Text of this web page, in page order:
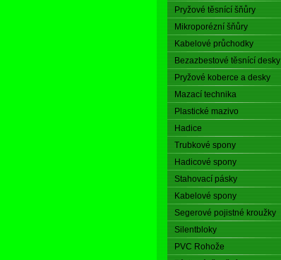
Pryžové těsnící šňůry
Mikroporézní šňůry
Kabelové průchodky
Bezazbestové těsnící desky
Pryžové koberce a desky
Mazací technika
Plastické mazivo
Hadice
Trubkové spony
Hadicové spony
Stahovací pásky
Kabelové spony
Segerové pojistné kroužky
Silentbloky
PVC Rohože